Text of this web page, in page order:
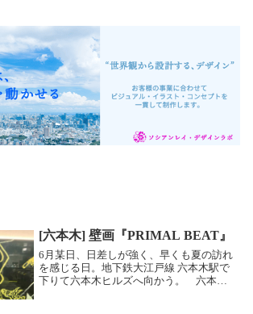
[六本木] 壁画『PRIMAL BEAT』
6月某日、日差しが強く、早くも夏の訪れ
を感じる日。地下鉄大江戸線 六本木駅で
下りて六本木ヒルズへ向かう。 六本木